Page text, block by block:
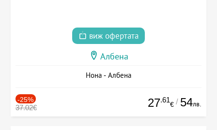
виж офертата
Албена
Нона - Албена
-25%
37.02€ 27.61
€ / 54лв.